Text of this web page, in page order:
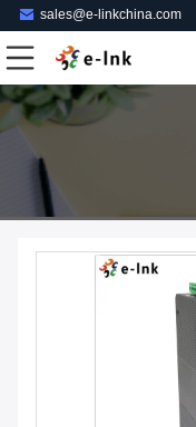
sales@e-linkchina.com